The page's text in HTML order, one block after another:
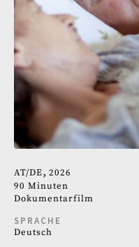
AT DE
2026
90 Minuten
Dokumentarfilm
SPRACHE
Deutsch